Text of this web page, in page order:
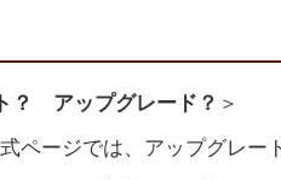
？ アップグレード？ ＞
ページでは、アップグレー